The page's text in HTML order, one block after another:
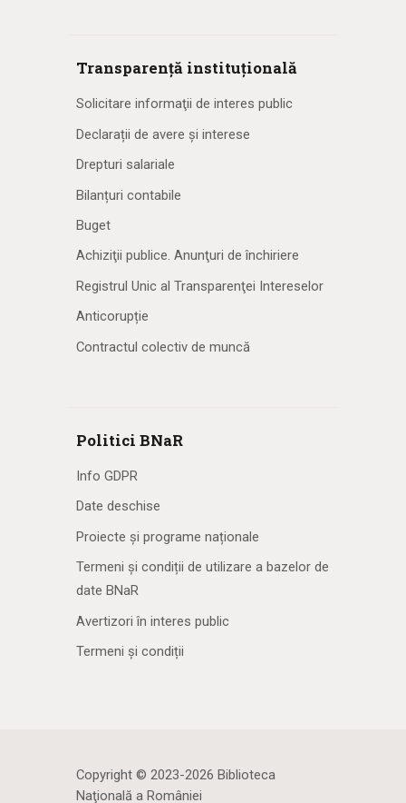
Transparență instituțională
Solicitare informaţii de interes public
Declarații de avere și interese
Drepturi salariale
Bilanțuri contabile
Buget
Achiziţii publice. Anunţuri de închiriere
Registrul Unic al Transparenţei Intereselor
Anticorupție
Contractul colectiv de muncă
Politici BNaR
Info GDPR
Date deschise
Proiecte și programe naționale
Termeni și condiții de utilizare a bazelor de
date BNaR
Avertizori în interes public
Termeni și condiții
Copyright © 2023-2026 Biblioteca
Naţională a României